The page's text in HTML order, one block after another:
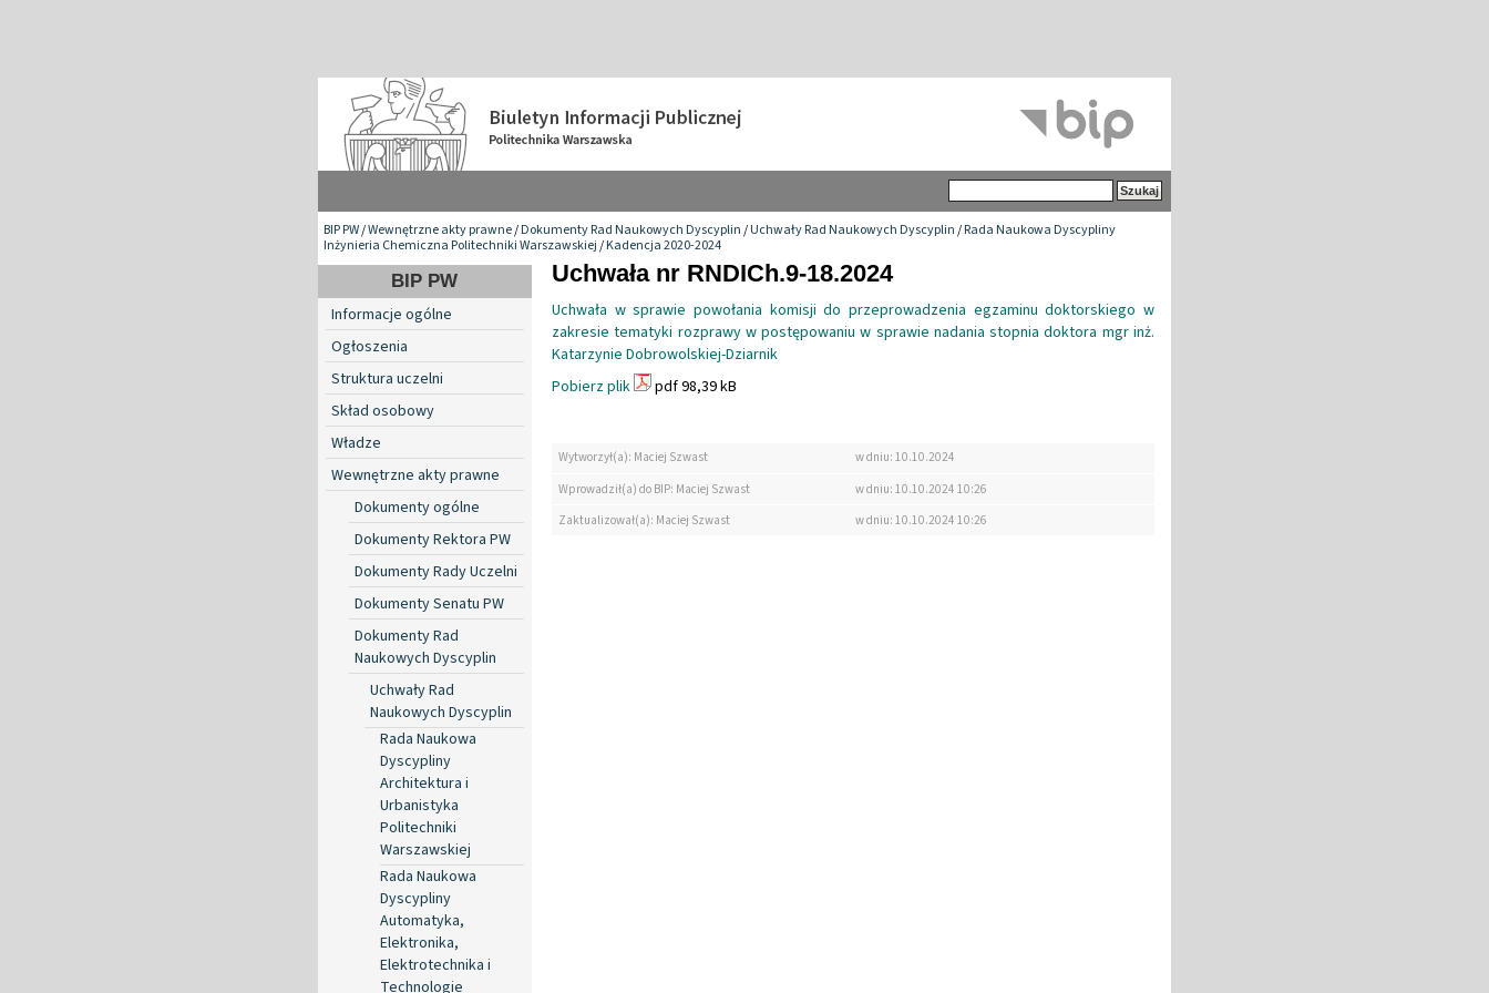
BIP PW/Wewnętrzne akty prawne/Dokumenty Rad Naukowych Dyscyplin/Uchwały Rad Naukowych Dyscyplin/Rada Naukowa Dyscypliny
Inżynieria Chemiczna Politechniki Warszawskiej/Kadencja 2020-2024
BIP PW
Informacje ogólne
Ogłoszenia
Struktura uczelni
Skład osobowy
Władze
Wewnętrzne akty prawne
Dokumenty ogólne
Dokumenty Rektora PW
Dokumenty Rady Uczelni
Dokumenty Senatu PW
Dokumenty Rad
Naukowych Dyscyplin
Uchwały Rad
Naukowych Dyscyplin
Rada Naukowa
Dyscypliny
Architektura i
Urbanistyka
Politechniki
Warszawskiej
Rada Naukowa
Dyscypliny
Automatyka,
Elektronika,
Elektrotechnika i
Technologie
Uchwała nr RNDICh.9-18.2024
Uchwała w sprawie powołania komisji do przeprowadzenia egzaminu doktorskiego w
zakresie tematyki rozprawy w postępowaniu w sprawie nadania stopnia doktora mgr inż.
Katarzynie Dobrowolskiej-Dziarnik
Pobierz plik
pdf 98,39 kB
Wytworzył(a): Maciej Szwast
w dniu: 10.10.2024
Wprowadził(a) do BIP: Maciej Szwast
w dniu: 10.10.2024 10:26
Zaktualizował(a): Maciej Szwast
w dniu: 10.10.2024 10:26